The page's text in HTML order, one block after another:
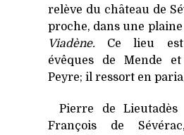
relève du château de
proche, dans une
Viadène. Ce lieu est
évêques de Mende
Peyre; il ressort en
Pierre de
François de